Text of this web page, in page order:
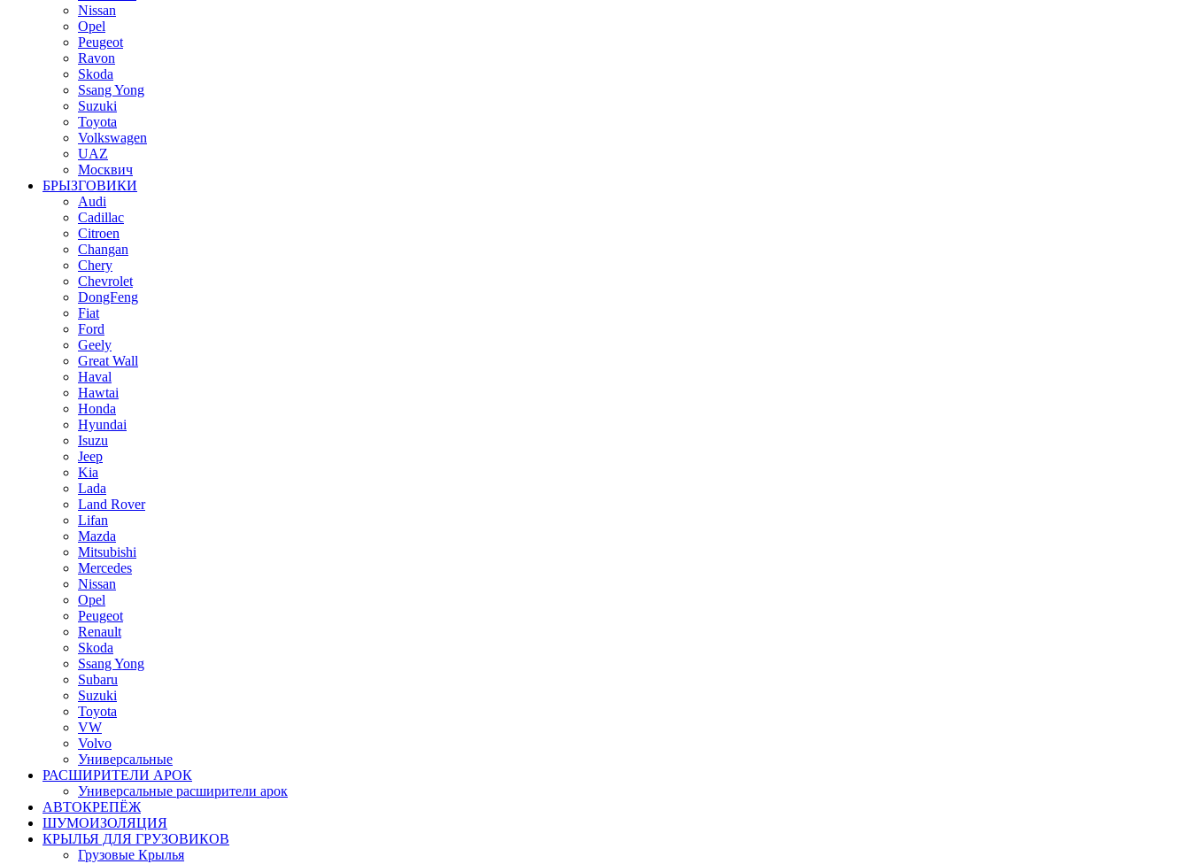
Nissan
Opel
Peugeot
Ravon
Skoda
Ssang Yong
Suzuki
Toyota
Volkswagen
UAZ
Москвич
БРЫЗГОВИКИ
Audi
Cadillac
Citroen
Changan
Chery
Chevrolet
DongFeng
Fiat
Ford
Geely
Great Wall
Haval
Hawtai
Honda
Hyundai
Isuzu
Jeep
Kia
Lada
Land Rover
Lifan
Mazda
Mitsubishi
Mercedes
Nissan
Opel
Peugeot
Renault
Skoda
Ssang Yong
Subaru
Suzuki
Toyota
VW
Volvo
Универсальные
РАСШИРИТЕЛИ АРОК
Универсальные расширители арок
АВТОКРЕПЁЖ
ШУМОИЗОЛЯЦИЯ
КРЫЛЬЯ ДЛЯ ГРУЗОВИКОВ
Грузовые Крылья